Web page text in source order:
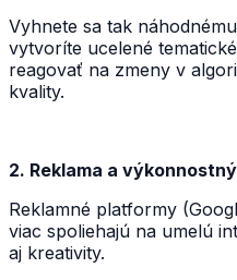
Vyhnete sa tak
vytvoríte ucelené
reagovať na zmeny v
kvality.
2. Reklama a
Reklamné platformy
viac spoliehajú na umelú
aj kreativity.